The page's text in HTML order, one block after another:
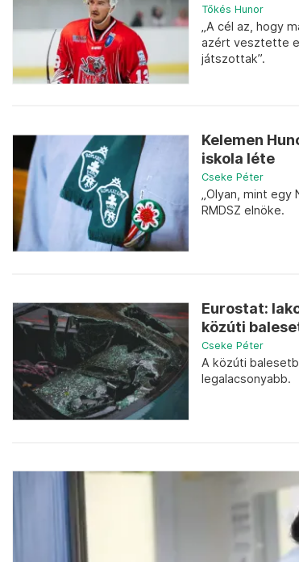
Tőkés Hunor
„A cél az, hogy
azért vesztette
játszottak”.
Kelemen
iskola léte
Cseke Péter
„Olyan, mint
RMDSZ elnöke.
Eurostat:
közúti
Cseke Péter
A közúti
legalacsonyabb.